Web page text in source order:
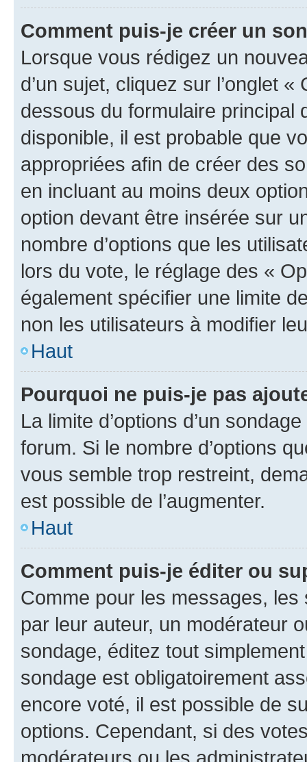
Comment puis-je créer un
Lorsque vous rédigez un
d’un sujet, cliquez sur l’onglet
dessous du formulaire principal
disponible, il est probable que
appropriées afin de créer des
en incluant au moins deux
option devant être insérée sur
nombre d’options que les
lors du vote, le réglage des «
également spécifier une limite
non les utilisateurs à modifier
Haut
Pourquoi ne puis-je pas
La limite d’options d’un
forum. Si le nombre d’options
vous semble trop restreint,
est possible de l’augmenter.
Haut
Comment puis-je éditer ou
Comme pour les messages,
par leur auteur, un modérateur
sondage, éditez tout
sondage est obligatoirement
encore voté, il est possible de
options. Cependant, si des